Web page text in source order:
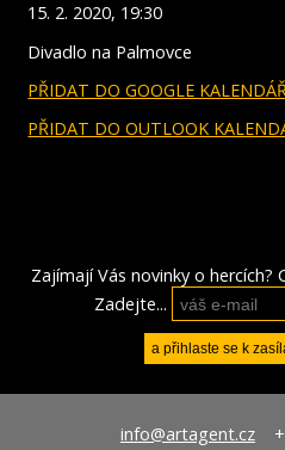
15. 2. 2020, 19:30
Divadlo na Palmovce
PŘIDAT DO GOOGLE
PŘIDAT DO OUTLOOK
Zajímají Vás novinky o hercích?
Zadejte...
info@artagent.cz